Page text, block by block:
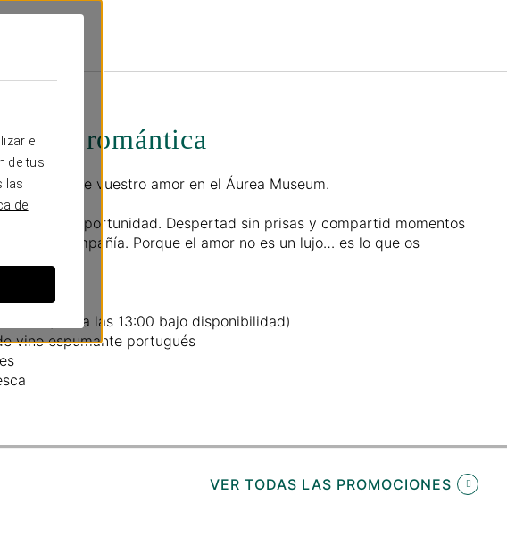
el
de tus
las
de
romántica
juntos de vuestro amor en el Áurea Museum.
pasar esta oportunidad. Despertad sin prisas y compartid momentos
la mejor compañía. Porque el amor no es un lujo… es lo que os
out (hasta las 13:00 bajo disponibilidad)
vino espumante portugués
VER TODAS LAS PROMOCIONES